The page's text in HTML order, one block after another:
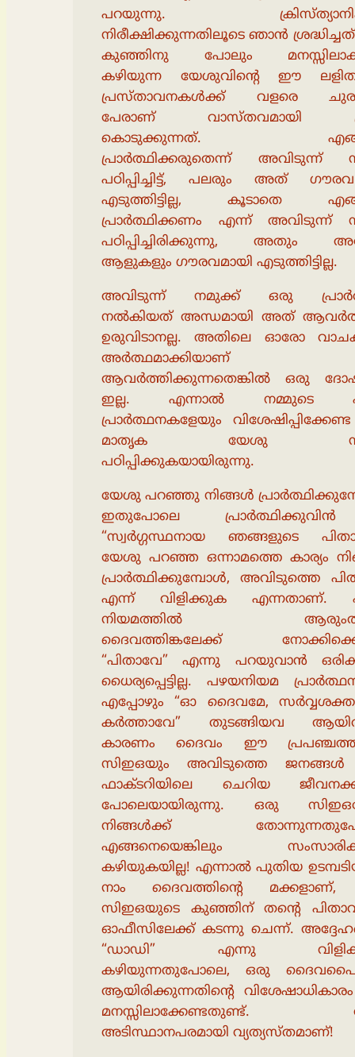
പറയുന്നു.
നിരീക്ഷിക്കുന്നതിലൂടെ ഞാൻ
കുഞ്ഞിനു പോലും
കഴിയുന്ന യേശുവിൻ്റെ ഈ
പ്രസ്താവനകൾക്ക് വളരെ
പേരാണ് വാസ്തവമായി
കൊടുക്കുന്നത്.
പ്രാർത്ഥിക്കരുതെന്ന് അവിടുന്ന്
പഠിപ്പിച്ചിട്ട്, പലരും അത്
എടുത്തിട്ടില്ല, കൂടാതെ
പ്രാർത്ഥിക്കണം എന്ന് അവിടുന്ന്
പഠിപ്പിച്ചിരിക്കുന്നു, അതും
ആളുകളും ഗൗരവമായി എടുത്തിട്ടില്ല.
അവിടുന്ന് നമുക്ക് ഒരു
നൽകിയത് അന്ധമായി അത്
ഉരുവിടാനല്ല. അതിലെ ഓരോ
അർത്ഥമാക്കിയാണ്
ആവർത്തിക്കുന്നതെങ്കിൽ ഒരു
ഇല്ല. എന്നാൽ നമ്മുടെ
പ്രാർത്ഥനകളേയും
മാതൃക യേശു
പഠിപ്പിക്കുകയായിരുന്നു.
യേശു പറഞ്ഞു നിങ്ങൾ
ഇതുപോലെ
“സ്വർഗ്ഗസ്ഥനായ ഞങ്ങളുടെ
യേശു പറഞ്ഞ ഒന്നാമത്തെ കാര്യം
പ്രാർത്ഥിക്കുമ്പോൾ, അവിടുത്തെ
എന്ന് വിളിക്കുക എന്നതാണ്.
നിയമത്തിൽ
ദൈവത്തിങ്കലേക്ക്
“പിതാവേ” എന്നു പറയുവാൻ
ധൈര്യപ്പെട്ടില്ല. പഴയനിയമ
എപ്പോഴും “ഓ ദൈവമേ,
കർത്താവേ” തുടങ്ങിയവ
കാരണം ദൈവം ഈ
സിഇഒയും അവിടുത്തെ
ഫാക്ടറിയിലെ ചെറിയ
പോലെയായിരുന്നു. ഒരു
നിങ്ങൾക്ക്
എങ്ങനെയെങ്കിലും
കഴിയുകയില്ല! എന്നാൽ പുതിയ
നാം ദൈവത്തിൻ്റെ
സിഇഒയുടെ കുഞ്ഞിന് തൻ്റെ
ഓഫീസിലേക്ക് കടന്നു ചെന്ന്.
“ഡാഡി” എന്നു
കഴിയുന്നതുപോലെ, ഒരു
ആയിരിക്കുന്നതിന്റെ
മനസ്സിലാക്കേണ്ടതുണ്ട്.
അടിസ്ഥാനപരമായി വ്യത്യസ്തമാണ്!